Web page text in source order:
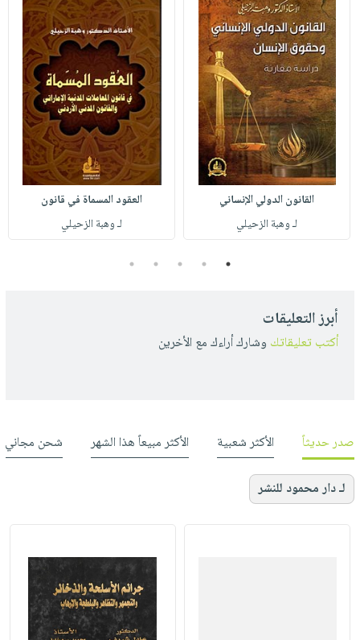
القانون الدولي الإنساني
لـ وهبة الزحيلي
العقود المسماة في قانون
لـ وهبة الزحيلي
1
2
3
4
5
أبرز التعليقات
أكتب تعليقاتك وشارك أراءك مع الأخرين
صدر حديثاً الأكثر شعبية الأكثر مبيعاً هذا الشهر شحن مجاني
لـ دار محمود للنشر